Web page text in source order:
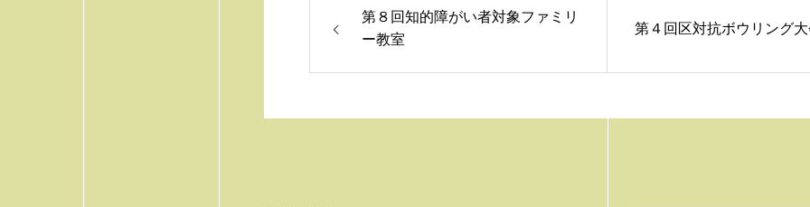
第８回知的障がい者対象ファミリ
ー教室
第４回区対抗ボウリング